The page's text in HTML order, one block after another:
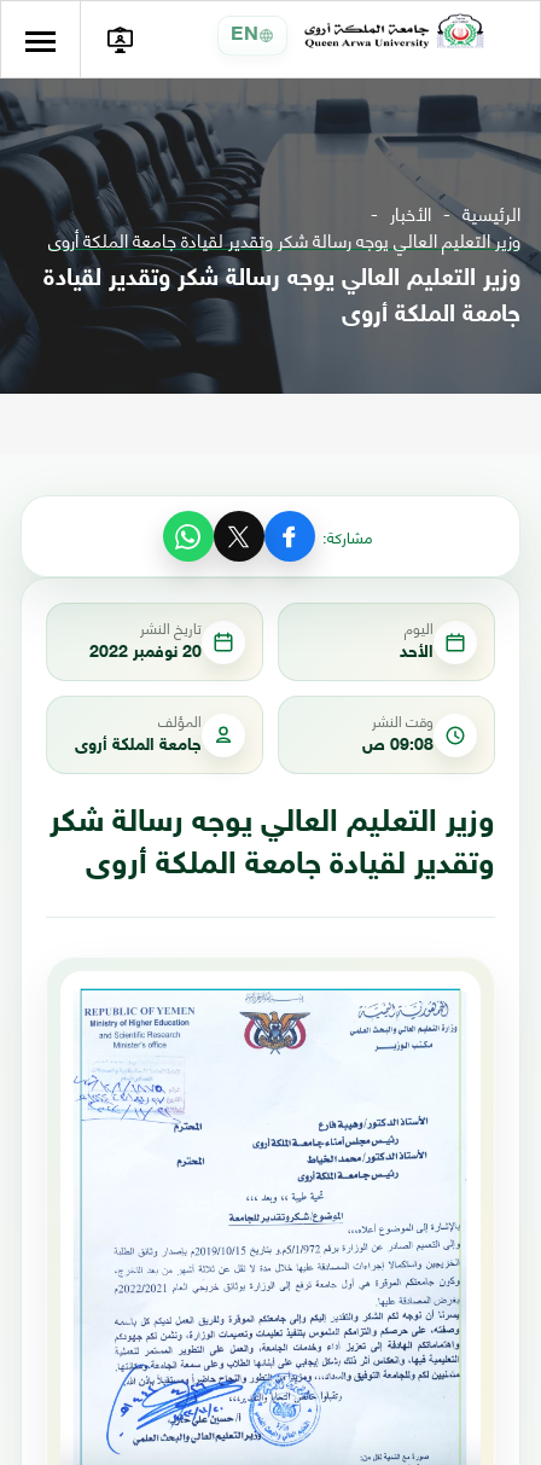
EN
الرئيسية الأخبار
وزير التعليم العالي يوجه رسالة شكر وتقدير لقيادة جامعة الملكة أروى
وزير التعليم العالي يوجه رسالة شكر وتقدير لقيادة
جامعة الملكة أروى
مشاركة:
اليوم
الأحد
تاريخ النشر
20 نوفمبر 2022
وقت النشر
09:08 ص
المؤلف
جامعة الملكة أروى
وزير التعليم العالي يوجه رسالة شكر
وتقدير لقيادة جامعة الملكة أروى